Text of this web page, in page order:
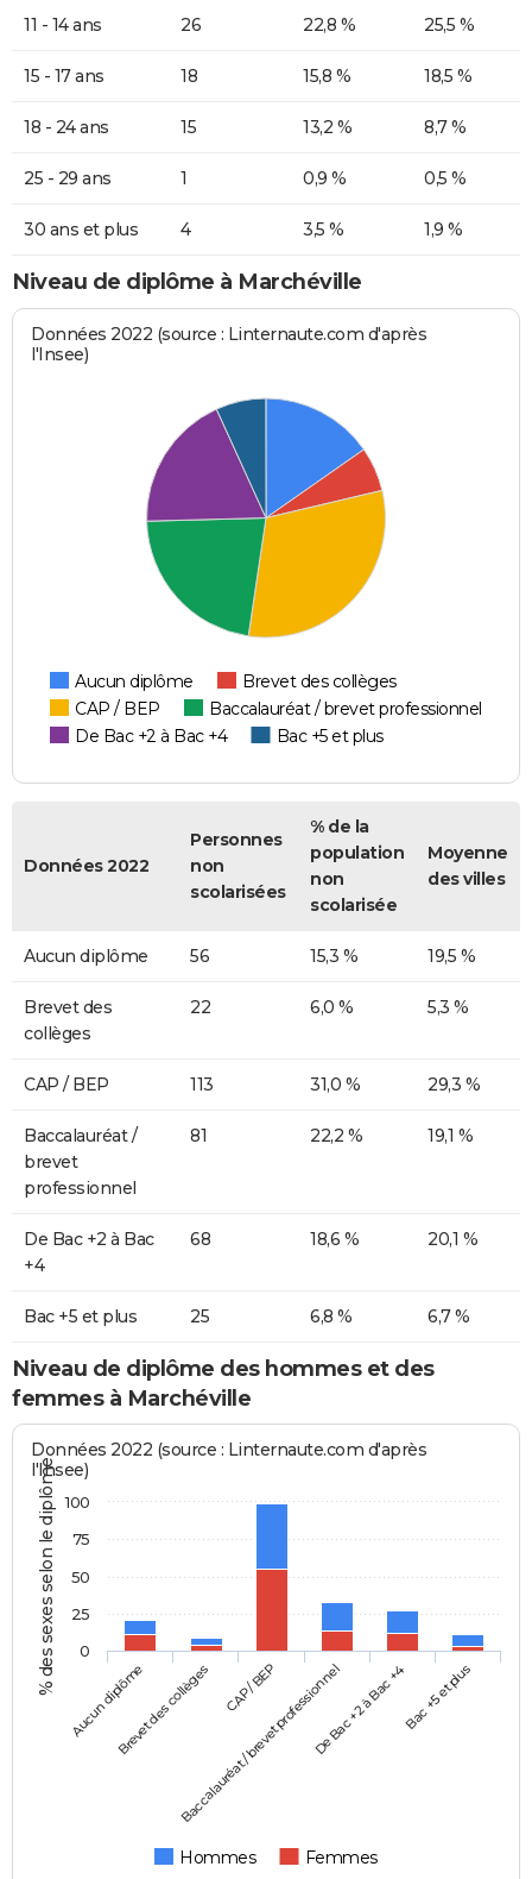
11 - 14 ans 26 22,8 % 25,5 %
15 - 17 ans 18 15,8 % 18,5 %
18 - 24 ans 15 13,2 % 8,7 %
25 - 29 ans 1 0,9 % 0,5 %
30 ans et plus 4 3,5 % 1,9 %
Niveau de diplôme à Marchéville
Données 2022 (source : Linternaute.com d'après
l'Insee)
Aucun diplôme
Brevet des collèges
CAP / BEP
Baccalauréat / brevet professionnel
De Bac +2 à Bac +4
Bac +5 et plus
Données 2022
Personnes
non
scolarisées
% de la
population
non
scolarisée
Moyenne
des villes
Aucun diplôme 56 15,3 % 19,5 %
Brevet des
collèges
22 6,0 % 5,3 %
CAP / BEP 113 31,0 % 29,3 %
Baccalauréat /
brevet
professionnel
81 22,2 % 19,1 %
De Bac +2 à Bac
+4
68 18,6 % 20,1 %
Bac +5 et plus 25 6,8 % 6,7 %
Niveau de diplôme des hommes et des
femmes à Marchéville
% des sexes selon le diplôme
Données 2022 (source : Linternaute.com d'après
l'Insee)
Hommes Femmes
Aucun diplômeBrevet des collèges CAP / BEP
Baccalauréat / brevet professionnelDe Bac +2 à Bac +4Bac +5 et plus
0
25
50
75
100